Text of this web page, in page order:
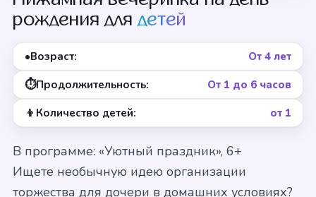
рождения для детей
•Возраст: От 4 лет
⏱Продолжительность: От 1 до 6 часов
👦 Количество детей: от 1
В программе: «Уютный праздник», 6+
Ищете необычную идею организации
торжества для дочери в домашних условиях?